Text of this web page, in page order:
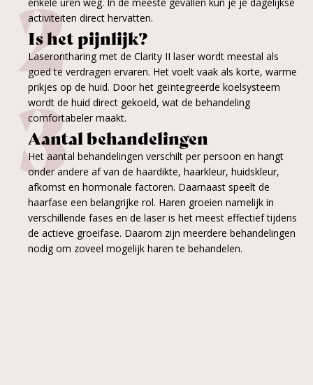
activiteiten direct hervatten.
2
Is het pijnlijk?
Laserontharing met de Clarity II laser wordt meestal als
goed te verdragen ervaren. Het voelt vaak als korte, warme
prikjes op de huid. Door het geïntegreerde koelsysteem
wordt de huid direct gekoeld, wat de behandeling
comfortabeler maakt.
3
Aantal behandelingen
Het aantal behandelingen verschilt per persoon en hangt
onder andere af van de haardikte, haarkleur, huidskleur,
afkomst en hormonale factoren. Daarnaast speelt de
haarfase een belangrijke rol. Haren groeien namelijk in
verschillende fases en de laser is het meest effectief tijdens
de actieve groeifase. Daarom zijn meerdere behandelingen
nodig om zoveel mogelijk haren te behandelen.